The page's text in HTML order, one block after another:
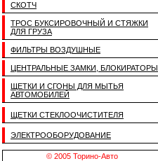
СКОТЧ
ТРОС БУКСИРОВОЧНЫЙ И СТЯЖКИ
ДЛЯ ГРУЗА
ФИЛЬТРЫ ВОЗДУШНЫЕ
ЦЕНТРАЛЬНЫЕ ЗАМКИ, БЛОКИРАТОРЫ
ЩЕТКИ И СГОНЫ ДЛЯ МЫТЬЯ
АВТОМОБИЛЕЙ
ЩЕТКИ СТЕКЛООЧИСТИТЕЛЯ
ЭЛЕКТРООБОРУДОВАНИЕ
© 2005 Торино-Авто